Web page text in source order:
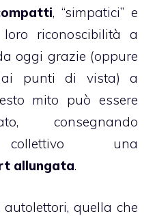
, “simpatici” e
riconoscibilità a
oggi grazie (oppure
punti di vista) a
mito può essere
consegnando
collettivo una
allungata.
quella che